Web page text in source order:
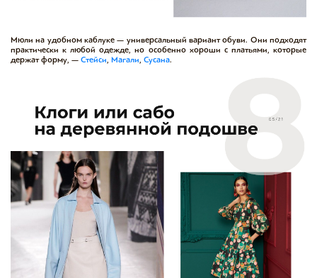
Мюли на удобном каблуке — универсальный вариант обуви. Они подходят
практически к любой одежде, но особенно хороши с платьями, которые
держат форму, — Стейси, Магали, Сусана.